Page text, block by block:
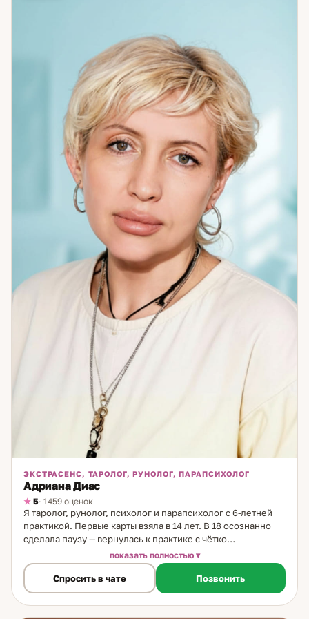
ЭКСТРАСЕНС, ТАРОЛОГ, РУНОЛОГ, ПАРАПСИХОЛОГ
Адриана Диас
5· 1459 оценок
Я таролог, рунолог, психолог и парапсихолог с 6-летней
практикой. Первые карты взяла в 14 лет. В 18 осознанно
сделала паузу — вернулась к практике с чётко
сформулированной позицией: карты не принимают
решение за человека. Они дают понимание. Выбор
остаётся за клиентом. Этот принцип — основа моего
подхода, унаследованная от бабушки. Метод работы.
Работаю с Таро и скандинавскими рунами. Расклад на
показать полностью
Спросить в чате Позвонить